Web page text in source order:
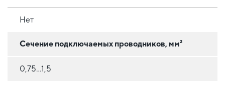
Нет
Сечение подключаемых проводников, мм²
0,75...1,5